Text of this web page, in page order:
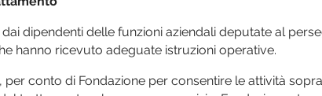
dipendenti delle funzioni aziendali deputate al
hanno ricevuto adeguate istruzioni operative.
per conto di Fondazione per consentire le attività